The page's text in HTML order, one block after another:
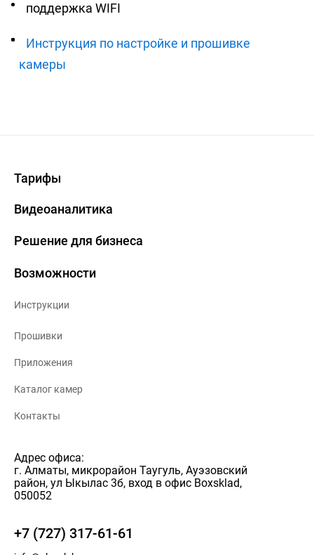
поддержка WIFI
Инструкция по настройке и прошивке
камеры
Тарифы
Видеоаналитика
Решение для бизнеса
Возможности
Инструкции
Прошивки
Приложения
Каталог камер
Контакты
Адрес офиса:
г. Алматы, микрорайон Таугуль, Ауэзовский
район, ул Ыкылас 3б, вход в офис Boxsklad,
050052
+7 (727) 317-61-61